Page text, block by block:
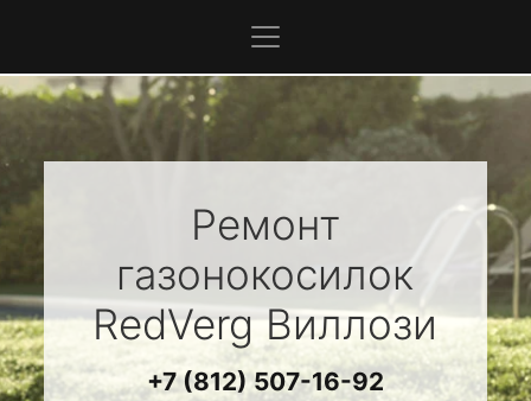
Ремонт
газонокосилок
RedVergВиллози
+7 (812) 507-16-92